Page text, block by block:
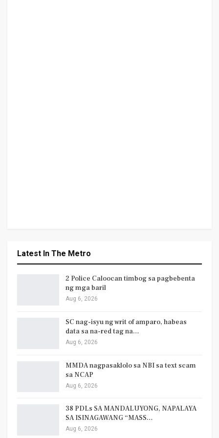
Latest In The Metro
2 Police Caloocan timbog sa pagbebenta
ng mga baril
Aug 6, 2026
SC nag-isyu ng writ of amparo, habeas
data sa na-red tag na…
Aug 6, 2026
MMDA nagpasaklolo sa NBI sa text scam
sa NCAP
Aug 6, 2026
38 PDLs SA MANDALUYONG, NAPALAYA
SA ISINAGAWANG “MASS…
Aug 6, 2026